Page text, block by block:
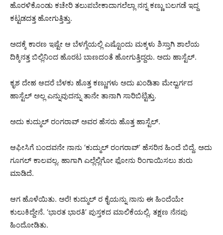
ಹೊರಳಿಕೊಂಡು ಕಚೇರಿ ತಲುಪಬೇಕಾದಾಗಲೆಲ್ಲಾ ನನ್ನ ಕಣ್ಣು ಬಲಗಡೆ ಇದ್ದ
ಕಟ್ಟಡದತ್ತ ಹೋಗುತ್ತಿತ್ತು.
ಅದಕ್ಕೆ ಕಾರಣ ಇಷ್ಟೇ ಆ ಬೆಳಗ್ಗೆಯಲ್ಲಿ ಎಷ್ಟೊಂದು ಮಕ್ಕಳು ಶಿಸ್ತಾಗಿ ಶಾಲೆಯ
ದಿಕ್ಕಿನತ್ತ ಬಿಲ್ಲಿನಿಂದ ಹೊರಟ ಬಾಣದಂತೆ ಹೋಗುತ್ತಿದ್ದರು. ಅದು ಹಾಸ್ಟೆಲ್.
ಕೃಶ ದೇಹ ಆದರೆ ಬೆಳಕು ಹೊತ್ತ ಕಣ್ಣುಗಳು ಅದು ಖಂಡಿತಾ ಮೇಲ್ವರ್ಗದ
ಹಾಸ್ಟೆಲ್ ಅಲ್ಲ ಎನ್ನುವುದನ್ನು ತಾನೇ ತಾನಾಗಿ ಸಾರಿಬಿಟ್ಟಿತ್ತು.
ಅದು ಕುದ್ಮುಲ್ ರಂಗರಾವ್ ಅವರ ಹೆಸರು ಹೊತ್ತ ಹಾಸ್ಟೆಲ್.
ಆಫೀಸಿಗೆ ಬಂದವನೇ ನಾನು ‘ಕುದ್ಮುಲ್ ರಂಗರಾವ್’ ಹೆಸರಿನ ಹಿಂದೆ ಬಿದ್ದೆ. ಅದು
ಗೂಗಲ್ ಕಾಲವಲ್ಲ. ಹಾಗಾಗಿ ಎಲ್ಲೆಲ್ಲಿಗೋ ಫೋನು ರಿಂಗಾಯಿಸಲು ಶುರು
ಮಾಡಿದೆ.
ಆಗ ಹೊಳೆಯಿತು. ಅರೆ! ಕುದ್ಮುಲ್ ರ ಕೈಯನ್ನು ನಾನು ಈ ಹಿಂದೆಯೇ
ಕುಲುಕಿದ್ದೇನೆ. ‘ಭಾರತ ಭಾರತಿ’ ಪುಸ್ತಕದ ಮಾಲಿಕೆಯಲ್ಲಿ. ತಕ್ಷಣ ನೆನಪು
ಹಿಂದೋಡಿತು.